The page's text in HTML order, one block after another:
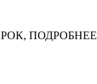
ПОДРОБНЕЕ